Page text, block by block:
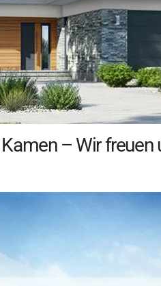
– Wir freuen